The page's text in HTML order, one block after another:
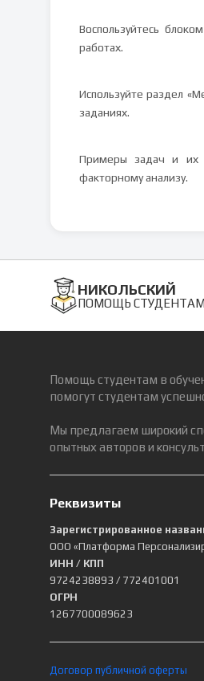
Воспользуйтесь
работах.
Используйте раздел
заданиях.
Примеры задач и их
факторному анализу.
НИКОЛЬСКИЙ
ПОМОЩЬ СТУДЕНТАМ
Помощь студентам в
помогут студентам
Мы предлагаем широкий
опытных авторов и
Реквизиты
Зарегистрированное
ООО «Платформа
ИНН / КПП
9724238893 / 772401001
ОГРН
1267700089623
Договор публичной оферты